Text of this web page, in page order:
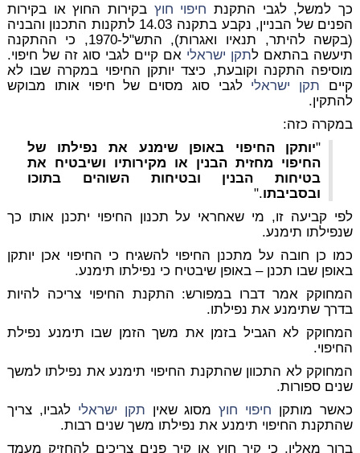
כך למשל, לגבי התקנת חיפוי חוץ בקירות החוץ או בקירות
הפנים של הבניין, נקבע בתקנה 14.03 לתקנות התכנון והבניה
(בקשה להיתר, תנאיו ואגרות), התש"ל-1970, כי ההתקנה
תיעשה בהתאם לתקן ישראלי אם קיים לגבי סוג זה של חיפוי.
מוסיפה התקנה וקובעת, כיצד יותקן החיפוי במקרה שבו לא
קיים תקן ישראלי לגבי סוג מסוים של חיפוי אותו מבוקש
להתקין.
במקרה כזה:
"יותקן החיפוי באופן שימנע את נפילתו של
החיפוי מחזית הבנין או מקירותיו ושיבטיח את
בטיחות הבנין ובטיחות השוהים בתוכו
ובסביבתו."
לפי קביעה זו, מי שאחראי על תכנון החיפוי יתכנן אותו כך
שנפילתו תימנע.
כמו כן חובה על מתכנן החיפוי להשגיח כי החיפוי אכן יותקן
באופן שבו תכנן – באופן שיבטיח כי נפילתו תימנע.
המחוקק אמר דברו במפורש: התקנת החיפוי צריכה להיות
בדרך שתימנע את נפילתו.
המחוקק לא הגביל בזמן את משך הזמן שבו תימנע נפילת
החיפוי.
המחוקק לא התכוון שהתקנת החיפוי תימנע את נפילתו למשך
שנים ספורות.
כאשר מותקן חיפוי חוץמסוג שאין תקן ישראלי לגביו, צריך
שהתקנת החיפוי תימנע את נפילתו משך שנים רבות.
ברור מאליו, כי קיר חוץ או קיר פנים צריכים להחזיק מעמד